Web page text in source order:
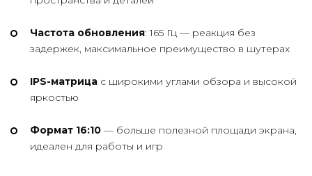
Частота обновления: 165 Гц — реакция без
задержек, максимальное преимущество в шутерах
IPS-матрица с широкими углами обзора и высокой
яркостью
Формат 16:10 — больше полезной площади экрана,
идеален для работы и игр